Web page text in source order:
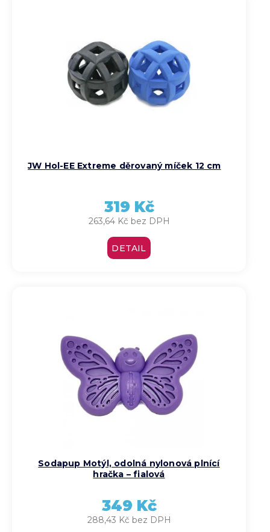
JW Hol-EE Extreme děrovaný míček 12 cm
263,64 Kč bez DPH
319 Kč
DETAIL
Sodapup Motýl, odolná nylonová plnící
hračka – fialová
288,43 Kč bez DPH
349 Kč